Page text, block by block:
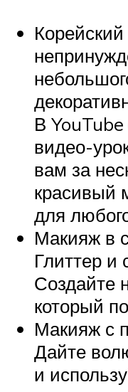
В
видео-
вам за
красивый
для
Макияж в
Глиттер и
Создайте
который
Макияж с
Дайте
и